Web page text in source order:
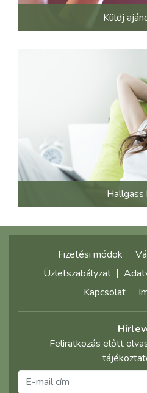
Küldj
Hallgass
Fizetési módok
Üzletszabályzat
Kapcsolat
Feliratkozás előtt